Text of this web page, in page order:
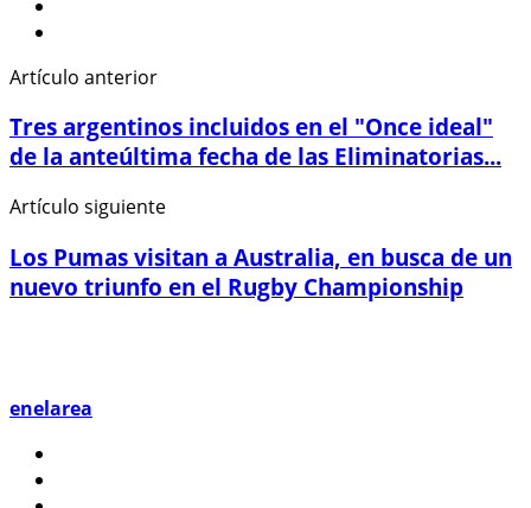
Artículo anterior
Tres argentinos incluidos en el "Once ideal"
de la anteúltima fecha de las Eliminatorias...
Artículo siguiente
Los Pumas visitan a Australia, en busca de un
nuevo triunfo en el Rugby Championship
enelarea